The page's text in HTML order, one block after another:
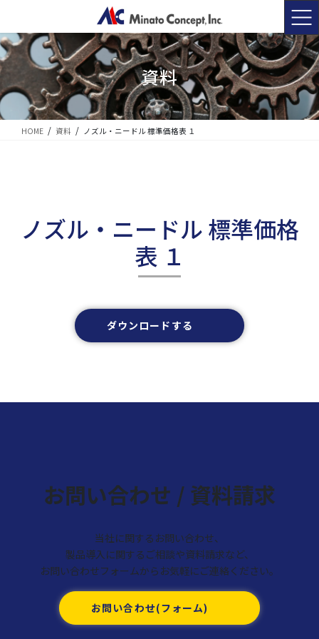
テ
ン
ツ
移
動
ゲ
ー
シ
ン
に
資料
HOME 資料 ノズル・ニードル 標準価格表 １
ノズル・ニードル 標準価格
表 １
ダウンロードする
お問い合わせ / 資料請求
当社に関するお問い合わせ、
製品導入に関するご相談や資料請求など、
お問い合わせフォームからお気軽にご連絡ください。
お問い合わせ(フォーム)